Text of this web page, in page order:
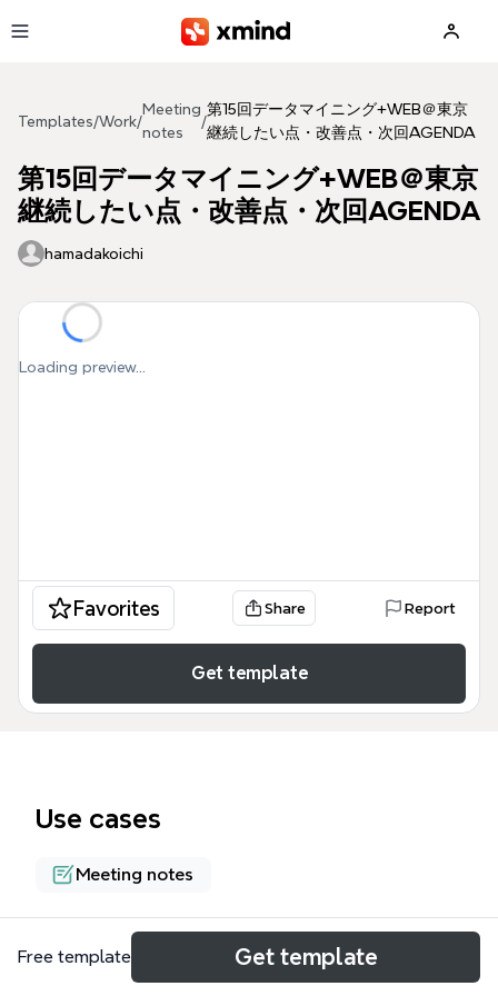
Templates/Work/
Meeting
notes
/
第15回データマイニング+WEB＠東京
継続したい点・改善点・次回AGENDA
第15回データマイニング+WEB＠東京
継続したい点・改善点・次回AGENDA
hamadakoichi
Loading preview...
Favorites Share Report
Get template
Use cases
Meeting notes
About
Free template Get template